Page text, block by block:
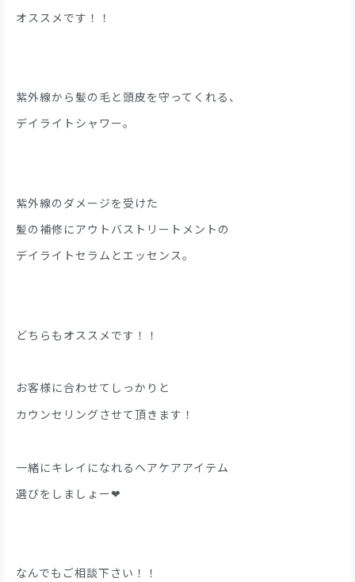
オススメです！！
紫外線から髪の毛と頭皮を守ってくれる、
デイライトシャワー。
紫外線のダメージを受けた
髪の補修にアウトバストリートメントの
デイライトセラムとエッセンス。
どちらもオススメです！！
お客様に合わせてしっかりと
カウンセリングさせて頂きます！
一緒にキレイになれるヘアケアアイテム
選びをしましょー❤︎
なんでもご相談下さい！！